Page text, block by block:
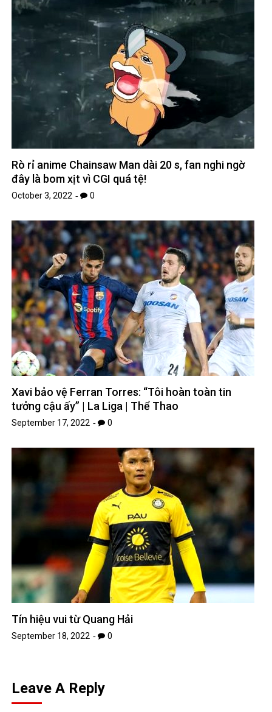
Rò rỉ anime Chainsaw Man dài 20 s, fan nghi ngờ
đây là bom xịt vì CGI quá tệ!
October 3, 2022 0
Xavi bảo vệ Ferran Torres: “Tôi hoàn toàn tin
tưởng cậu ấy” | La Liga | Thể Thao
September 17, 2022 0
Tín hiệu vui từ Quang Hải
September 18, 2022 0
Leave A Reply